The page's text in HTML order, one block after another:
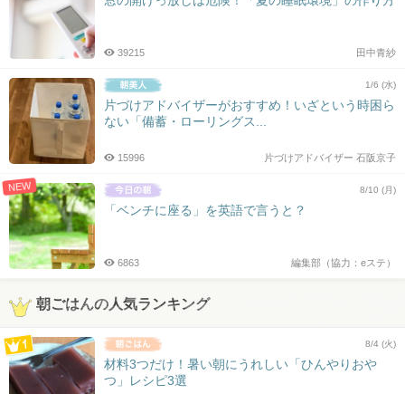
田中青紗
39215
1/6 (水)
片づけアドバイザーがおすすめ！いざという時困ら
ない「備蓄・ローリングス...
片づけアドバイザー 石阪京子
15996
NEW 8/10 (月)
「ベンチに座る」を英語で言うと？
編集部（協力：eステ）
6863
朝ごはんの人気ランキング
8/4 (火)
材料3つだけ！暑い朝にうれしい「ひんやりおや
つ」レシピ3選